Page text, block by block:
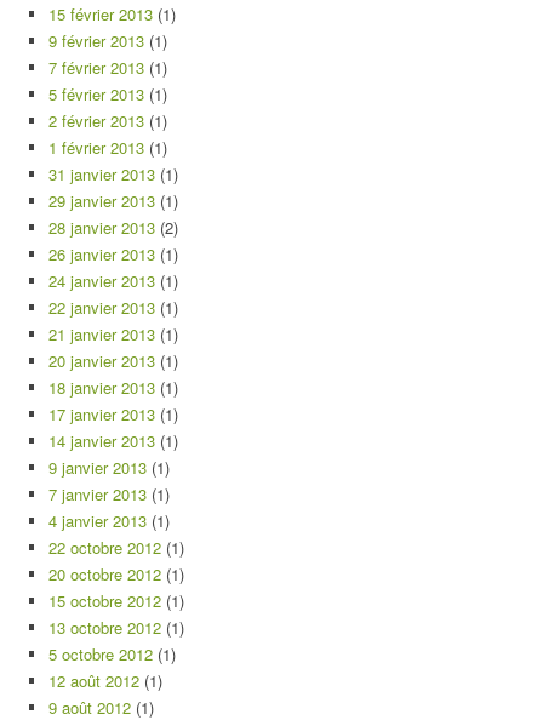
15 février 2013 (1)
9 février 2013 (1)
7 février 2013 (1)
5 février 2013 (1)
2 février 2013 (1)
1 février 2013 (1)
31 janvier 2013 (1)
29 janvier 2013 (1)
28 janvier 2013 (2)
26 janvier 2013 (1)
24 janvier 2013 (1)
22 janvier 2013 (1)
21 janvier 2013 (1)
20 janvier 2013 (1)
18 janvier 2013 (1)
17 janvier 2013 (1)
14 janvier 2013 (1)
9 janvier 2013 (1)
7 janvier 2013 (1)
4 janvier 2013 (1)
22 octobre 2012 (1)
20 octobre 2012 (1)
15 octobre 2012 (1)
13 octobre 2012 (1)
5 octobre 2012 (1)
12 août 2012 (1)
9 août 2012 (1)